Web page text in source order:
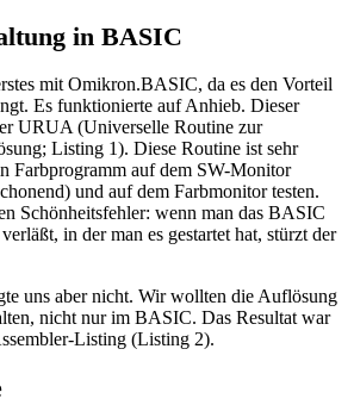
in BASIC
mit Omikron.BASIC, da es den Vorteil
Es funktionierte auf Anhieb. Dieser
URUA (Universelle Routine zur
Listing 1). Diese Routine ist sehr
Farbprogramm auf dem SW-Monitor
und auf dem Farbmonitor testen.
Schönheitsfehler: wenn man das BASIC
in der man es gestartet hat, stürzt der
uns aber nicht. Wir wollten die Auflösung
nicht nur im BASIC. Das Resultat war
Listing (Listing 2).